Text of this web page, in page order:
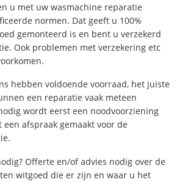
u met uw wasmachine reparatie
normen. Dat geeft u 100%
gemonteerd is en bent u verzekerd
Ook problemen met verzekering etc
hebben voldoende voorraad, het juiste
een reparatie vaak meteen
wordt eerst een noodvoorziening
afspraak gemaakt voor de
Offerte en/of advies nodig over de
witgoed die er zijn en waar u het